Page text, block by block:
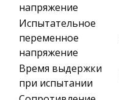
напряжение
Испытательное
переменное
напряжение
Время выдержки
при испытании